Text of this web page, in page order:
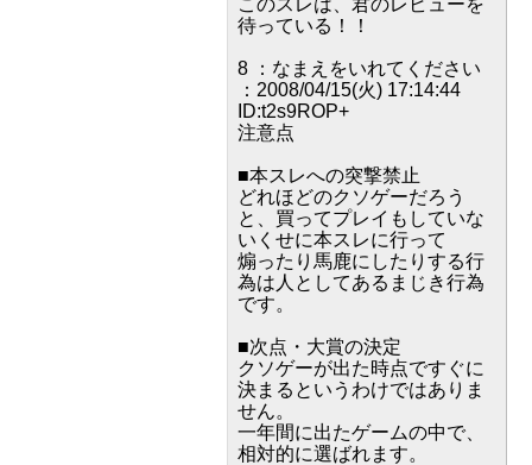
このスレは、君のレビューを
待っている！！
8 ：なまえをいれてください
：2008/04/15(火) 17:14:44
ID:t2s9ROP+
注意点
■本スレへの突撃禁止
どれほどのクソゲーだろう
と、買ってプレイもしていな
いくせに本スレに行って
煽ったり馬鹿にしたりする行
為は人としてあるまじき行為
です。
■次点・大賞の決定
クソゲーが出た時点ですぐに
決まるというわけではありま
せん。
一年間に出たゲームの中で、
相対的に選ばれます。